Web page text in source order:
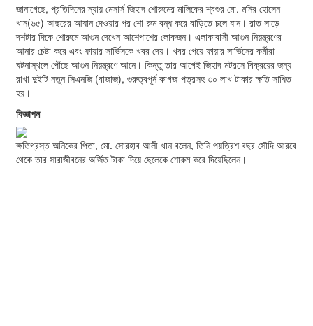
জানাগেছে, প্রতিদিনের ন্যায় মেসার্স জিহাদ শোরুমের মালিকের শ্বশুর মো. মনির হোসেন
খান(৬৫) আছরের আযান দেওয়ার পর শো-রুম বন্ধ করে বাড়িতে চলে যান। রাত সাড়ে
দশটার দিকে শোরুমে আগুন দেখেন আশেপাশের লোকজন। এলাকাবাসী আগুন নিয়ন্ত্রণের
আনার চেষ্টা করে এবং ফায়ার সার্ভিসকে খবর দেয়। খবর পেয়ে ফায়ার সার্ভিসের কর্মীরা
ঘটনাস্থলে পৌঁছে আগুন নিয়ন্ত্রণে আনে। কিন্তু তার আগেই জিহাদ মটরসে বিক্রয়ের জন্য
রাখা দুইটি নতুন সিএনজি (বাজাজ), গুরুত্বপূর্ন কাগজ-পত্রসহ ৩০ লাখ টাকার ক্ষতি সাধিত
হয়।
বিজ্ঞাপন
ক্ষতিগ্রস্ত অনিকের পিতা, মো. সোরহাব আলী খান বলেন, তিনি পয়ত্রিশ বছর সৌদি আরবে
থেকে তার সারাজীবনের অর্জিত টাকা দিয়ে ছেলেকে শোরুম করে দিয়েছিলেন।